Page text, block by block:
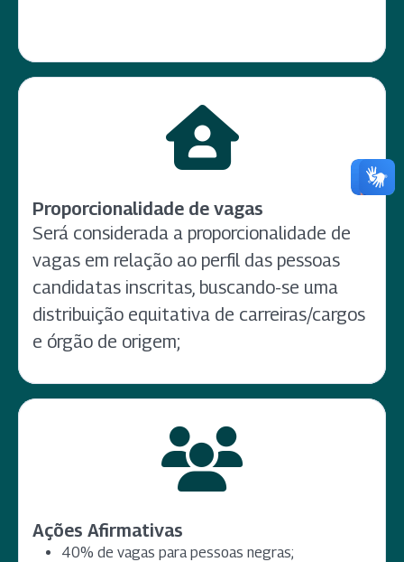
Proporcionalidade de vagas
Será considerada a proporcionalidade de
vagas em relação ao perfil das pessoas
candidatas inscritas, buscando-se uma
distribuição equitativa de carreiras/cargos
e órgão de origem;
Ações Afirmativas
40% de vagas para pessoas negras;